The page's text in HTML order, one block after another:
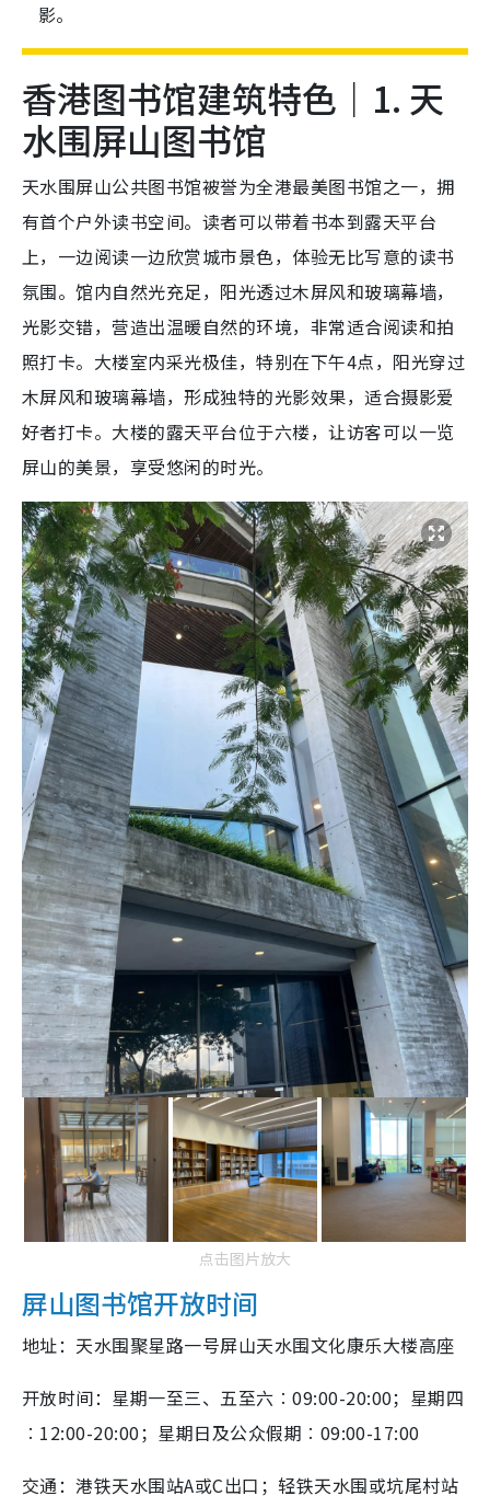
影。
香港图书馆建筑特色｜1. 天
水围屏山图书馆
天水围屏山公共图书馆被誉为全港最美图书馆之一，拥
有首个户外读书空间。读者可以带着书本到露天平台
上，一边阅读一边欣赏城市景色，体验无比写意的读书
氛围。馆内自然光充足，阳光透过木屏风和玻璃幕墙，
光影交错，营造出温暖自然的环境，非常适合阅读和拍
照打卡。大楼室内采光极佳，特别在下午4点，阳光穿过
木屏风和玻璃幕墙，形成独特的光影效果，适合摄影爱
好者打卡。大楼的露天平台位于六楼，让访客可以一览
屏山的美景，享受悠闲的时光。
点击图片放大
屏山图书馆开放时间
地址：天水围聚星路一号屏山天水围文化康乐大楼高座
开放时间：星期一至三、五至六︰09:00-20:00；星期四
︰12:00-20:00；星期日及公众假期︰09:00-17:00
交通：港铁天水围站A或C出口；轻铁天水围或坑尾村站